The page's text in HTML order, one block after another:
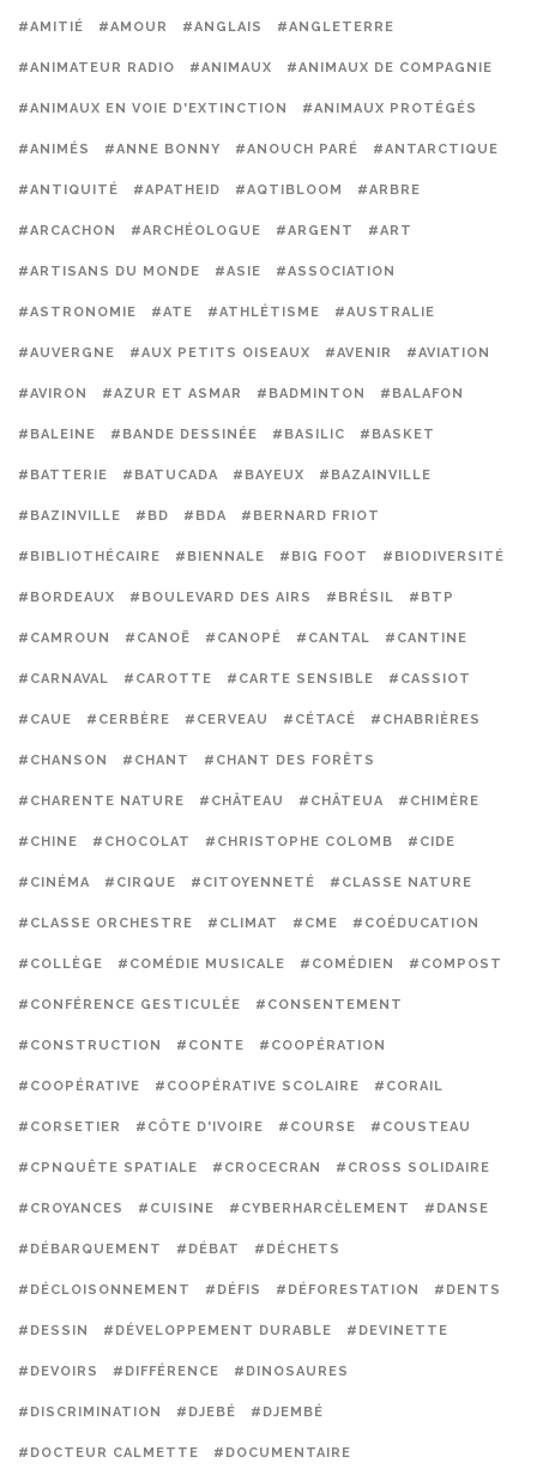
#AMITIÉ #AMOUR #ANGLAIS #ANGLETERRE
#ANIMATEUR RADIO #ANIMAUX #ANIMAUX DE COMPAGNIE
#ANIMAUX EN VOIE D'EXTINCTION #ANIMAUX PROTÉGÉS
#ANIMÉS #ANNE BONNY #ANOUCH PARÉ #ANTARCTIQUE
#ANTIQUITÉ #APATHEID #AQTIBLOOM #ARBRE
#ARCACHON #ARCHÉOLOGUE #ARGENT #ART
#ARTISANS DU MONDE #ASIE #ASSOCIATION
#ASTRONOMIE #ATE #ATHLÉTISME #AUSTRALIE
#AUVERGNE #AUX PETITS OISEAUX #AVENIR #AVIATION
#AVIRON #AZUR ET ASMAR #BADMINTON #BALAFON
#BALEINE #BANDE DESSINÉE #BASILIC #BASKET
#BATTERIE #BATUCADA #BAYEUX #BAZAINVILLE
#BAZINVILLE #BD #BDA #BERNARD FRIOT
#BIBLIOTHÉCAIRE #BIENNALE #BIG FOOT #BIODIVERSITÉ
#BORDEAUX #BOULEVARD DES AIRS #BRÉSIL #BTP
#CAMROUN #CANOË #CANOPÉ #CANTAL #CANTINE
#CARNAVAL #CAROTTE #CARTE SENSIBLE #CASSIOT
#CAUE #CERBÈRE #CERVEAU #CÉTACÉ #CHABRIÈRES
#CHANSON #CHANT #CHANT DES FORÊTS
#CHARENTE NATURE #CHÂTEAU #CHÂTEUA #CHIMÈRE
#CHINE #CHOCOLAT #CHRISTOPHE COLOMB #CIDE
#CINÉMA #CIRQUE #CITOYENNETÉ #CLASSE NATURE
#CLASSE ORCHESTRE #CLIMAT #CME #COÉDUCATION
#COLLÈGE #COMÉDIE MUSICALE #COMÉDIEN #COMPOST
#CONFÉRENCE GESTICULÉE #CONSENTEMENT
#CONSTRUCTION #CONTE #COOPÉRATION
#COOPÉRATIVE #COOPÉRATIVE SCOLAIRE #CORAIL
#CORSETIER #CÔTE D'IVOIRE #COURSE #COUSTEAU
#CPNQUÊTE SPATIALE #CROCECRAN #CROSS SOLIDAIRE
#CROYANCES #CUISINE #CYBERHARCÈLEMENT #DANSE
#DÉBARQUEMENT #DÉBAT #DÉCHETS
#DÉCLOISONNEMENT #DÉFIS #DÉFORESTATION #DENTS
#DESSIN #DÉVELOPPEMENT DURABLE #DEVINETTE
#DEVOIRS #DIFFÉRENCE #DINOSAURES
#DISCRIMINATION #DJEBÉ #DJEMBÉ
#DOCTEUR CALMETTE #DOCUMENTAIRE